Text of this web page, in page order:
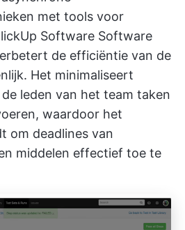
met tools voor
Software Software
de efficiëntie van de
Het minimaliseert
leden van het team taken
waardoor het
om deadlines van
middelen effectief toe te